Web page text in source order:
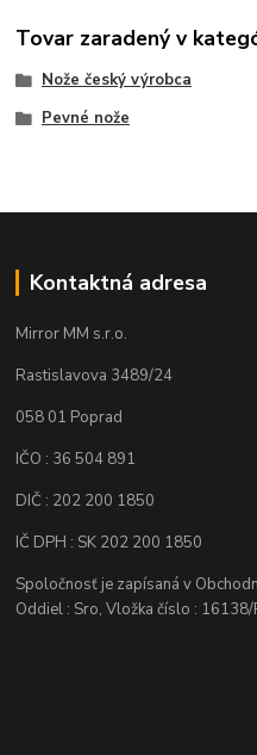
Tovar zaradený v
Nože český výrobca
Pevné nože
Kontaktná adresa
Mirror MM s.r.o.
Rastislavova 3489/24
058 01 Poprad
IČO : 36 504 891
DIČ : 202 200 1850
IČ DPH : SK 202 200 1850
Spoločnosť je zapísaná v
Oddiel : Sro, Vložka číslo : 16138/